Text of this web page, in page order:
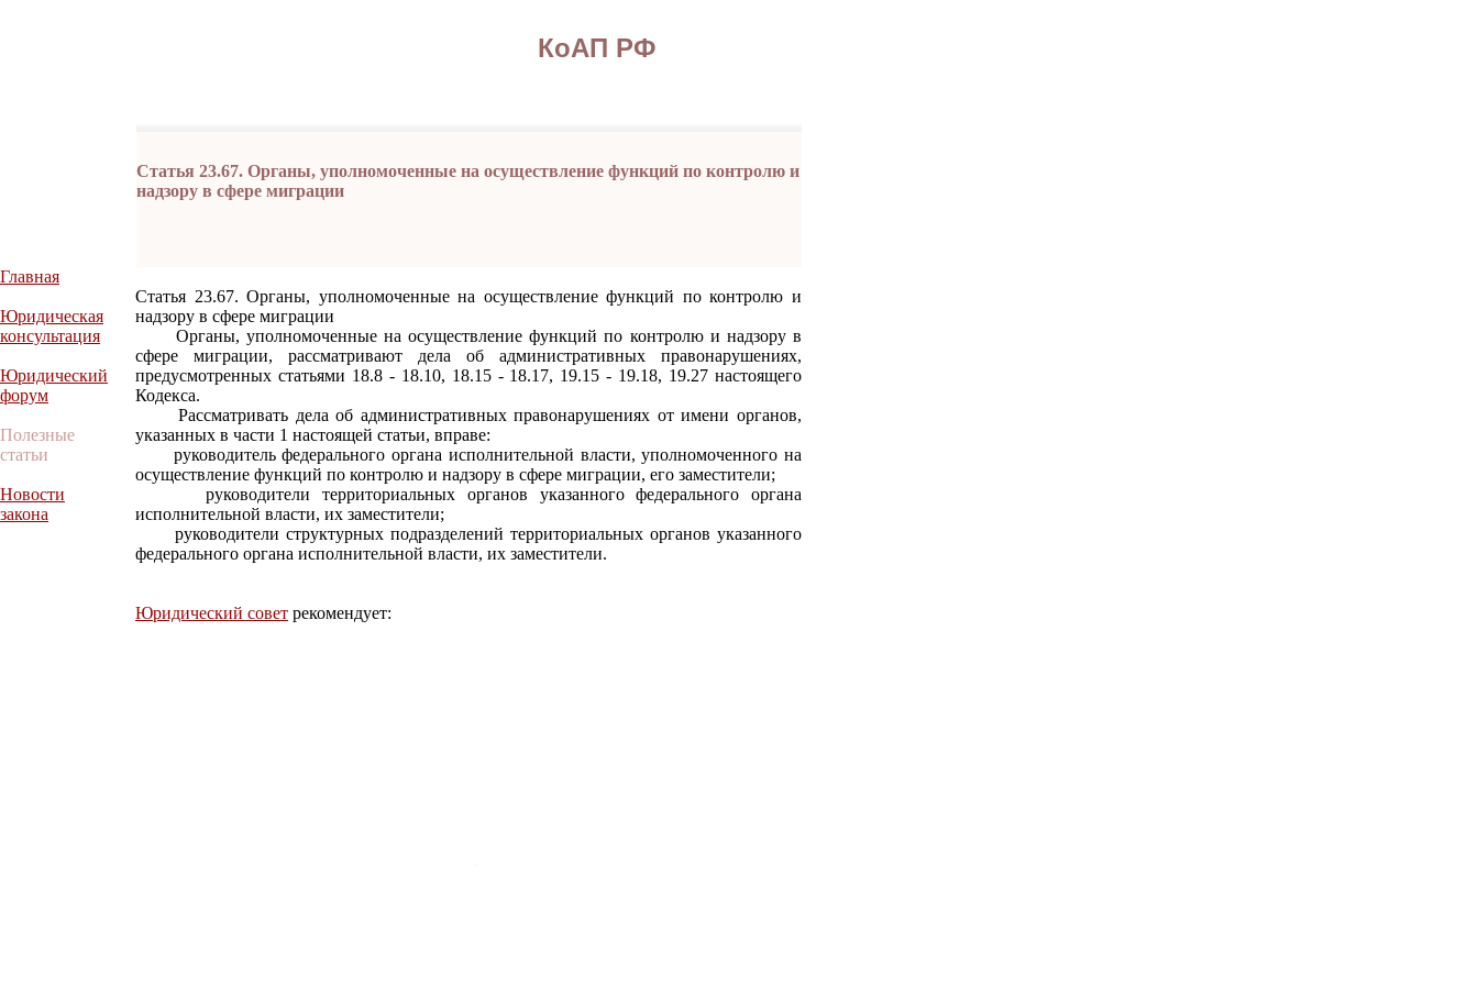
КоАП РФ
Статья 23.67. Органы, уполномоченные на осуществление функций по контролю и
надзору в сфере миграции
Главная
Юридическая
консультация
Юридический
форум
Полезные
статьи
Новости
закона
Статья 23.67. Органы, уполномоченные на осуществление функций по контролю и
надзору в сфере миграции
Органы, уполномоченные на осуществление функций по контролю и надзору в
сфере миграции, рассматривают дела об административных правонарушениях,
предусмотренных статьями 18.8 - 18.10, 18.15 - 18.17, 19.15 - 19.18, 19.27 настоящего
Кодекса.
Рассматривать дела об административных правонарушениях от имени органов,
указанных в части 1 настоящей статьи, вправе:
руководитель федерального органа исполнительной власти, уполномоченного на
осуществление функций по контролю и надзору в сфере миграции, его заместители;
руководители территориальных органов указанного федерального органа
исполнительной власти, их заместители;
руководители структурных подразделений территориальных органов указанного
федерального органа исполнительной власти, их заместители.
Юридический совет рекомендует: